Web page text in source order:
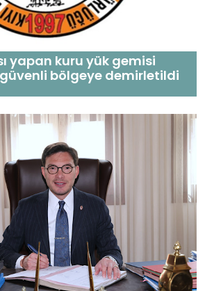
yapan kuru yük gemisi
bölgeye demirletildi